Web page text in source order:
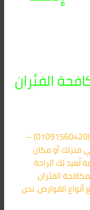
الفئران
شركة أركان: خبراؤنا في مكافحة الفئران بالأقصر (01091560420) –
منزلك أو مكان
لك الراحة
الفئران
القوارض. نحن